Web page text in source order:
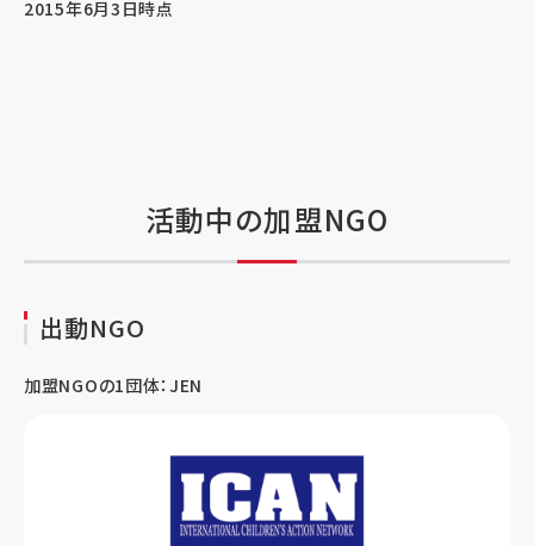
2015年6月3日時点
活動中の加盟NGO
出動NGO
加盟NGOの1団体：JEN